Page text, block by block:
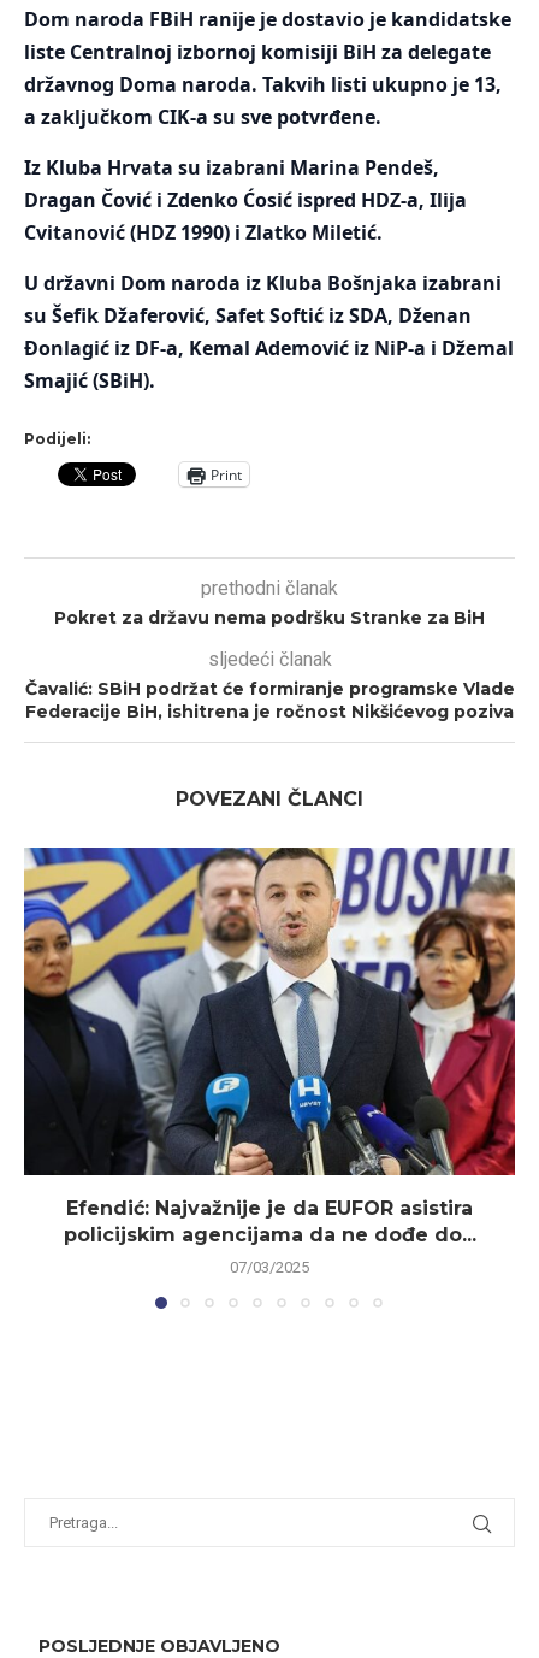
Dom naroda FBiH ranije je dostavio je kandidatske
liste Centralnoj izbornoj komisiji BiH za delegate
državnog Doma naroda. Takvih listi ukupno je 13,
a zaključkom CIK-a su sve potvrđene.
Iz Kluba Hrvata su izabrani Marina Pendeš,
Dragan Čović i Zdenko Ćosić ispred HDZ-a, Ilija
Cvitanović (HDZ 1990) i Zlatko Miletić.
U državni Dom naroda iz Kluba Bošnjaka izabrani
su Šefik Džaferović, Safet Softić iz SDA, Dženan
Đonlagić iz DF-a, Kemal Ademović iz NiP-a i Džemal
Smajić (SBiH).
Podijeli:
Print
prethodni članak
Pokret za državu nema podršku Stranke za BiH
sljedeći članak
Čavalić: SBiH podržat će formiranje programske Vlade
Federacije BiH, ishitrena je ročnost Nikšićevog poziva
POVEZANI ČLANCI
Efendić: Najvažnije je da EUFOR asistira
policijskim agencijama da ne dođe do...
07/03/2025
POSLJEDNJE OBJAVLJENO